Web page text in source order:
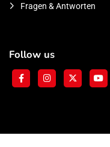
Fragen & Antworten
Follow us